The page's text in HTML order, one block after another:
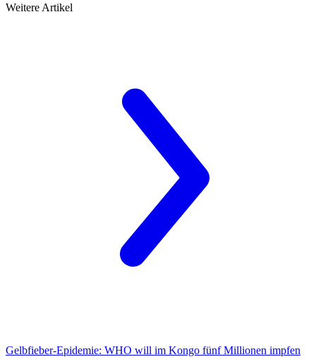
Weitere Artikel
Gelbfieber-Epidemie: WHO will im Kongo fünf Millionen impfen